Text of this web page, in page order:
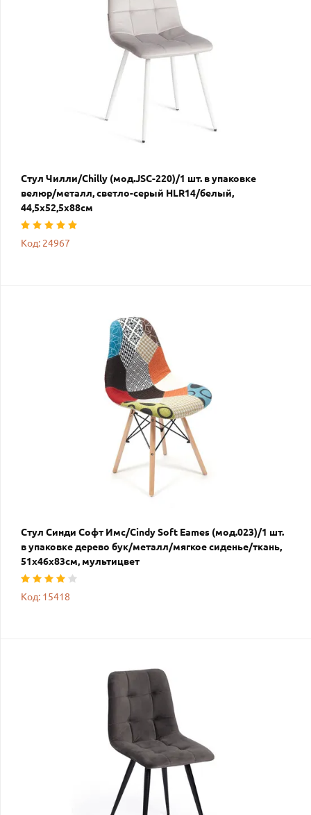
Стул Чилли/Chilly (мод.JSC-220)/1 шт. в упаковке
велюр/металл, светло-серый HLR14/белый,
44,5х52,5х88см
Код: 24967
Стул Синди Софт Имс/Cindy Soft Eames (мод.023)/1 шт.
в упаковке дерево бук/металл/мягкое сиденье/ткань,
51х46х83см, мультицвет
Код: 15418